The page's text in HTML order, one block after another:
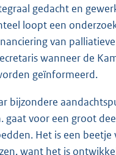
gedacht en
loopt een
van
wanneer de
geïnformeerd.
bijzondere
gaat voor een groot
Het is een beetje
want het is